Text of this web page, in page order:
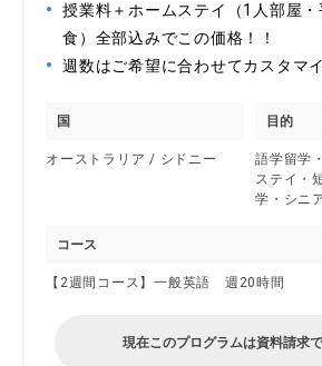
授業料＋ホームステイ（1人部屋
食）全部込みでこの価格！！
週数はご希望に合わせてカスタマ
国
オーストラリア / シドニー
目的
語学留学
ステイ・
学・シニ
コース
【2週間コース】一般英語 週20時間
現在このプログラムは資料請求